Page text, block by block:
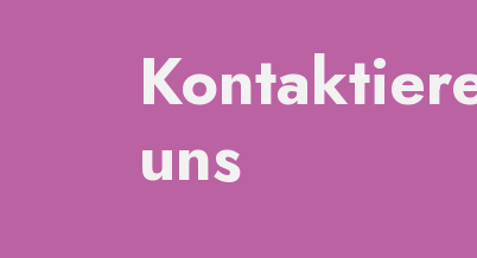
uns